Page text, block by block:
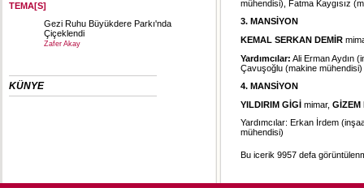
TEMA[S]
Gezi Ruhu Büyükdere Parkı'nda
Çiçeklendi
Zafer Akay
KÜNYE
mühendisi), Fatma Kaygısız
3. MANSİYON
KEMAL SERKAN DEMİR
Yardımcılar: Ali Erman Aydın
Çavuşoğlu (makine mühendisi)
4. MANSİYON
YILDIRIM GİGİ mimar, GİZEM
Yardımcılar: Erkan İrdem
mühendisi)
Bu icerik 9957 defa